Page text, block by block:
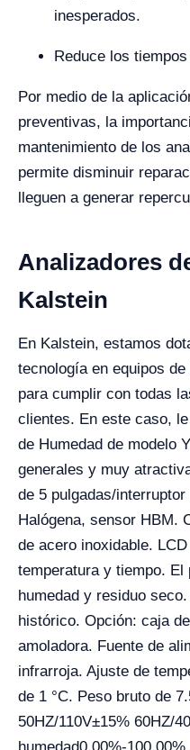
inesperados.
Reduce los
Por medio de la
preventivas, la
mantenimiento de los
permite disminuir
lleguen a generar
Analizadores
Kalstein
En Kalstein, estamos
tecnología en equipos
para cumplir con todas
clientes. En este caso,
de Humedad de modelo
generales y muy
de 5 pulgadas/
Halógena, sensor HBM.
de acero inoxidable.
temperatura y tiempo. El
humedad y residuo
histórico. Opción: caja
amoladora. Fuente de
infrarroja. Ajuste de
de 1 °C. Peso bruto de
50HZ/110V±15% 60HZ/
humedad0,00%-